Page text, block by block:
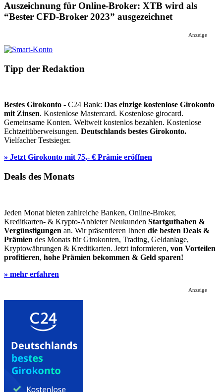
Auszeichnung für Online-Broker: XTB wird als
“Bester CFD-Broker 2023” ausgezeichnet
Anzeige
Tipp der Redaktion
Bestes Girokonto - C24 Bank: Das einzige kostenlose Girokonto
mit Zinsen. Kostenlose Mastercard. Kostenlose girocard.
Gemeinsame Konten. Weltweit kostenlos bezahlen. Kostenlose
Echtzeitüberweisungen. Deutschlands bestes Girokonto.
Vielfacher Testsieger.
» Jetzt Girokonto mit 75,- € Prämie eröffnen
Deals des Monats
Jeden Monat bieten zahlreiche Banken, Online-Broker,
Kreditkarten- & Krypto-Anbieter Neukunden Startguthaben &
Vergünstigungen an. Wir präsentieren Ihnen die besten Deals &
Prämien des Monats für Girokonten, Trading, Geldanlage,
Kryptowährungen & Kreditkarten. Jetzt informieren, von Vorteilen
profitieren, hohe Prämien bekommen & Geld sparen!
» mehr erfahren
Anzeige